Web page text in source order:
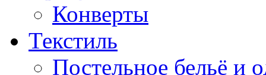
Конверты
Текстиль
Постельное бельё и